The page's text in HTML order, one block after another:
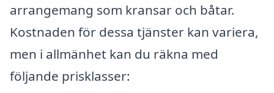
arrangemang som kransar och båtar.
Kostnaden för dessa tjänster kan variera,
men i allmänhet kan du räkna med
följande prisklasser: